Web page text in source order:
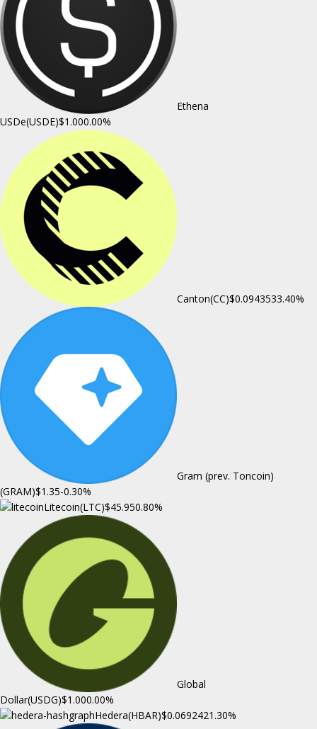
Ethena
USDe(USDE)$1.000.00%
Canton(CC)$0.0943533.40%
Gram (prev. Toncoin)
(GRAM)$1.35-0.30%
Litecoin(LTC)$45.950.80%
Global
Dollar(USDG)$1.000.00%
Hedera(HBAR)$0.0692421.30%